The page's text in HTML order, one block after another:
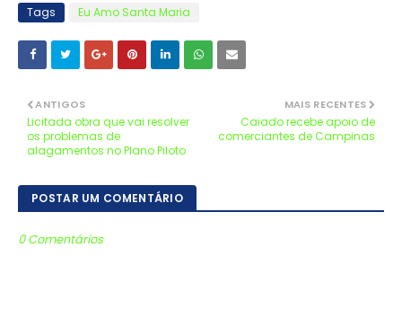
Tags Eu Amo Santa Maria
MAIS RECENTES
Caiado recebe apoio de
comerciantes de Campinas
ANTIGOS
Licitada obra que vai resolver
os problemas de
alagamentos no Plano Piloto
POSTAR UM COMENTÁRIO
0 Comentários